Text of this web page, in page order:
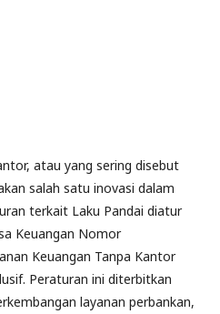
atau yang sering disebut
salah satu inovasi dalam
terkait Laku Pandai diatur
Keuangan Nomor
Keuangan Tanpa Kantor
Peraturan ini diterbitkan
layanan perbankan,